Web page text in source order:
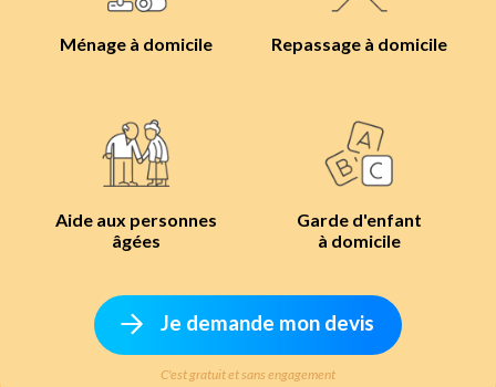
Ménage à domicile Repassage à domicile
Aide aux personnes
âgées
Garde d'enfant
à domicile
Je demande mon devis
C'est gratuit et sans engagement